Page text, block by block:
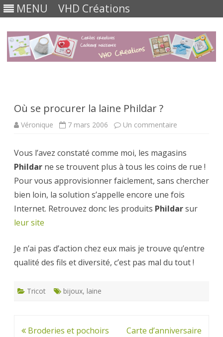
MENU VHD Créations
Où se procurer la laine Phildar ?
Véronique 7 mars 2006 Un commentaire
la
Phildar
Vous l’avez constaté comme moi, les magasins
Phildar ne se trouvent plus à tous les coins de rue !
Pour vous approvisionner faiclement, sans chercher
bien loin, la solution s’appelle encore une fois
Internet. Retrouvez donc les produits Phildarsur
leur site
Je n’ai pas d’action chez eux mais je trouve qu’entre
qualité des fils et diversité, c’est pas mal du tout !
Tricot bijoux, laine
Navigation
Broderies et pochoirs
Carte d’anniversaire